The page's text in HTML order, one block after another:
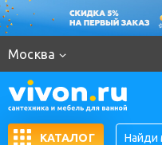
Москва
КАТАЛОГ